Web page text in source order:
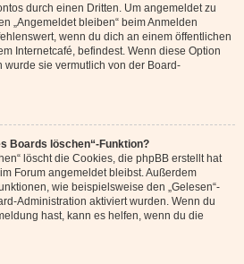
durch einen Dritten. Um angemeldet zu
„Angemeldet bleiben“ beim Anmelden
wenn du dich an einem öffentlichen
Internetcafé, befindest. Wenn diese Option
wurde sie vermutlich von der Board-
Boards löschen“-Funktion?
löscht die Cookies, die phpBB erstellt hat
Forum angemeldet bleibst. Außerdem
wie beispielsweise den „Gelesen“-
Administration aktiviert wurden. Wenn du
hast, kann es helfen, wenn du die